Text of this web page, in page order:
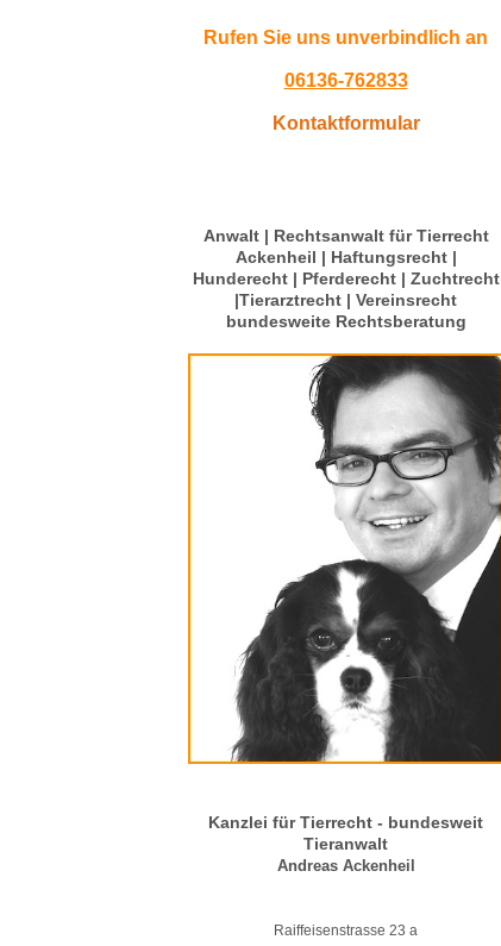
Rufen Sie uns unverbindlich an
06136-762833
Kontaktformular
Anwalt | Rechtsanwalt für Tierrecht
Ackenheil | Haftungsrecht |
Hunderecht | Pferderecht | Zuchtrecht
|Tierarztrecht | Vereinsrecht
bundesweite Rechtsberatung
Kanzlei für Tierrecht - bundesweit
Tieranwalt
Andreas Ackenheil
Raiffeisenstrasse 23 a